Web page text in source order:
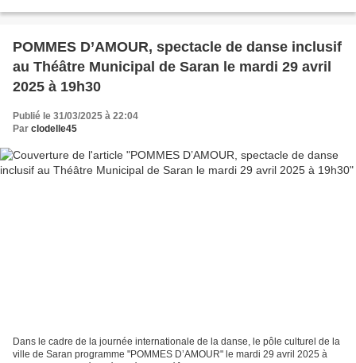
POMMES D’AMOUR, spectacle de danse inclusif
au Théâtre Municipal de Saran le mardi 29 avril
2025 à 19h30
Publié le 31/03/2025 à 22:04
Par clodelle45
Dans le cadre de la journée internationale de la danse, le pôle culturel de la
ville de Saran programme "POMMES D’AMOUR" le mardi 29 avril 2025 à